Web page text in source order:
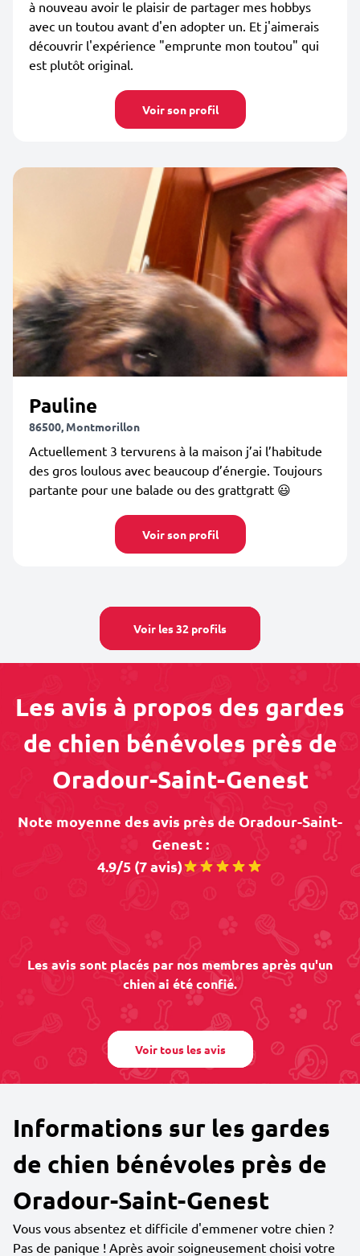
à nouveau avoir le plaisir de partager mes hobbys
avec un toutou avant d'en adopter un. Et j'aimerais
découvrir l'expérience "emprunte mon toutou" qui
est plutôt original.
Voir son profil
Pauline
86500, Montmorillon
Actuellement 3 tervurens à la maison j’ai l’habitude
des gros loulous avec beaucoup d’énergie. Toujours
partante pour une balade ou des grattgratt 😃
Voir son profil
Voir les 32 profils
Les avis à propos des gardes
de chien bénévoles près de
Oradour-Saint-Genest
Note moyenne des avis près de Oradour-Saint-
Genest :
4.9/5 (7 avis)
Les avis sont placés par nos membres après qu'un
chien ai été confié.
Voir tous les avis
Informations sur les gardes
de chien bénévoles près de
Oradour-Saint-Genest
Vous vous absentez et difficile d'emmener votre chien ?
Pas de panique ! Après avoir soigneusement choisi votre